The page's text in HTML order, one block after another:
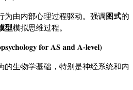
为由内部心理过程驱动。强调图式的
型模拟思维过程。
for AS and A-level)
的生物学基础，特别是神经系统和内